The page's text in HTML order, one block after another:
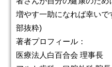
増やす一助になれば幸い
部抜粋)
著者プロフィール：
医療法人白百合会 理事長